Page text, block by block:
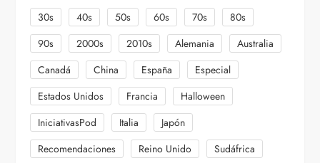
30s 40s 50s 60s 70s
80s
90s
2000s 2010s Alemania
Australia
Canadá
China España
Especial
Estados Unidos
Francia
Halloween
IniciativasPod
Italia
Japón
Recomendaciones
Reino Unido Sudáfrica